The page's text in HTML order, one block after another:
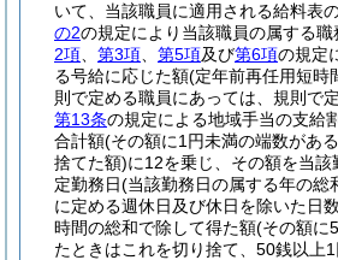
いて、当該職員に適用される給料表
の2の規定により当該職員の属する職
2項
第3項 第5項及び第6項の規定
る号給に応じた額(定年前再任用短時
則で定める職員にあっては、規則で
第13条の規定による地域手当の支給
合計額(その額に1円未満の端数があ
捨てた額)に12を乗じ、その額を当
定勤務日(当該勤務日の属する年の総
に定める週休日及び休日を除いた日
時間の総和で除して得た額(その額に
たときはこれを切り捨て、50銭以上